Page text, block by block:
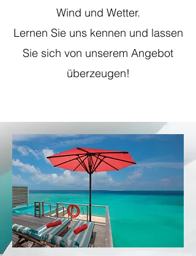
Wind und Wetter.
Lernen Sie uns kennen und lassen
Sie sich von unserem Angebot
überzeugen!